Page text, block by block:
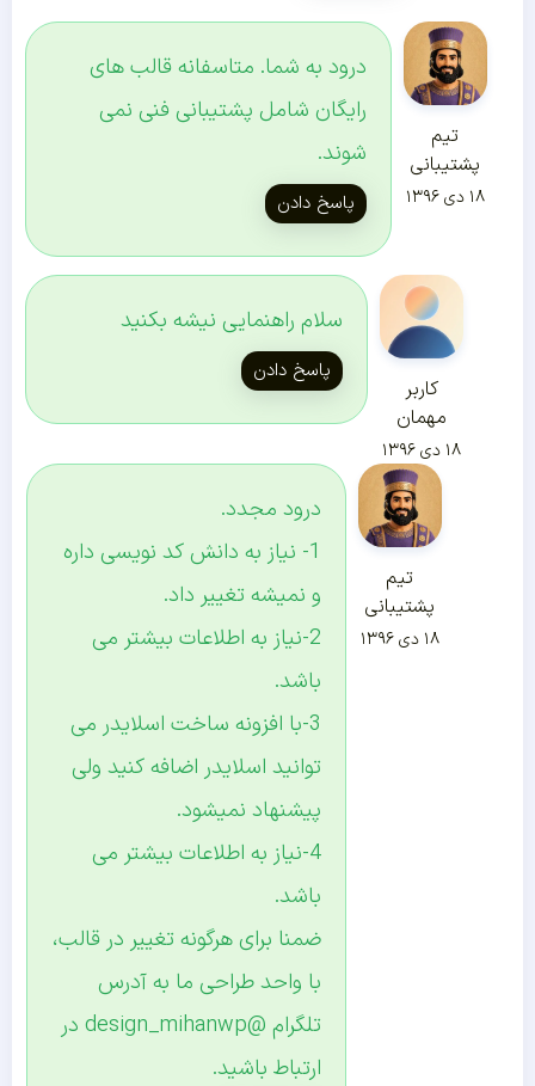
تیم
پشتیبانی
۱۸ دی ۱۳۹۶
درود به شما. متاسفانه قالب های
رایگان شامل پشتیبانی فنی نمی
شوند.
پاسخ دادن
کاربر
مهمان
۱۸ دی ۱۳۹۶
سلام راهنمایی نیشه بکنید
پاسخ دادن
تیم
پشتیبانی
۱۸ دی ۱۳۹۶
درود مجدد.
1- نیاز به دانش کد نویسی داره
و نمیشه تغییر داد.
2-نیاز به اطلاعات بیشتر می
باشد.
3-با افزونه ساخت اسلایدر می
توانید اسلایدر اضافه کنید ولی
پیشنهاد نمیشود.
4-نیاز به اطلاعات بیشتر می
باشد.
ضمنا برای هرگونه تغییر در قالب،
با واحد طراحی ما به آدرس
تلگرام @design_mihanwp در
ارتباط باشید.